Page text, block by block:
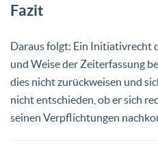
Fazit
Daraus folgt: Ein Initiativrecht
und Weise der Zeiterfassung
dies nicht zurückweisen und
nicht entschieden, ob er sich
seinen Verpflichtungen